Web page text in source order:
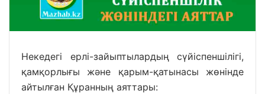
Некедегі ерлі-зайыптылардың сүйіспеншілігі,
қамқорлығы және қарым-қатынасы жөнінде
айтылған Құранның аяттары: